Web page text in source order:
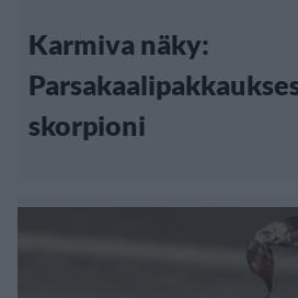
Karmiva näky:
skorpioni